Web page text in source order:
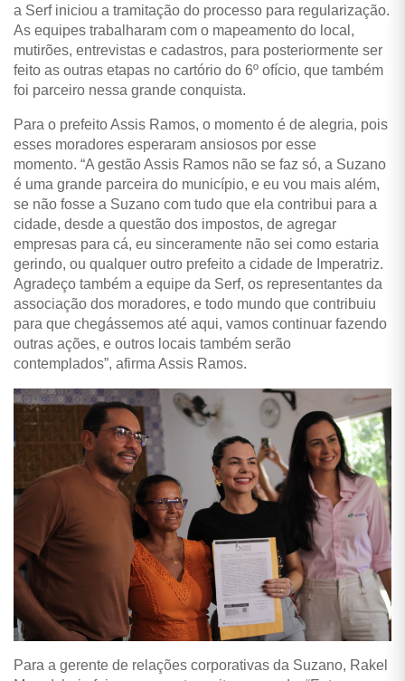
a Serf iniciou a tramitação do processo para regularização.
As equipes trabalharam com o mapeamento do local,
mutirões, entrevistas e cadastros, para posteriormente ser
feito as outras etapas no cartório do 6º ofício, que também
foi parceiro nessa grande conquista.
Para o prefeito Assis Ramos, o momento é de alegria, pois
esses moradores esperaram ansiosos por esse
momento. “A gestão Assis Ramos não se faz só, a Suzano
é uma grande parceira do município, e eu vou mais além,
se não fosse a Suzano com tudo que ela contribui para a
cidade, desde a questão dos impostos, de agregar
empresas para cá, eu sinceramente não sei como estaria
gerindo, ou qualquer outro prefeito a cidade de Imperatriz.
Agradeço também a equipe da Serf, os representantes da
associação dos moradores, e todo mundo que contribuiu
para que chegássemos até aqui, vamos continuar fazendo
outras ações, e outros locais também serão
contemplados”, afirma Assis Ramos.
Para a gerente de relações corporativas da Suzano, Rakel